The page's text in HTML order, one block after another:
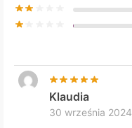
Klaudia
30 września 2024